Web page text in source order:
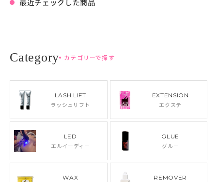
最近チェックした商品
カテゴリーで探す
LASH LIFT
ラッシュリフト
EXTENSION
エクステ
LED
エルイーディー
GLUE
グルー
WAX REMOVER